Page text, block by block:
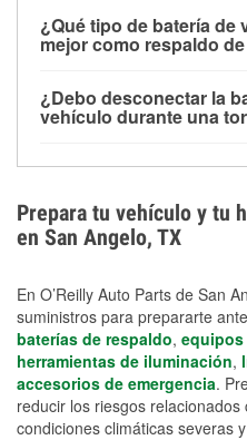
contar con un equipo de
cortes prolongados.
parte baja del
dañarse si se sumergen,
días después de la
¿Qué tipo de batería
mejor como respaldo
para aplicaciones de ciclo
selladas, resistentes a las
¿Debo desconectar la
vehículo durante una
los daños por
preparar opciones de
medidas de protección
Prepara tu vehículo y tu
en San Angelo, TX
En O’Reilly Auto Parts de San
suministros para prepararte
baterías de respaldo,
herramientas de iluminación,
accesorios de emergencia.
reducir los riesgos
condiciones climáticas severas